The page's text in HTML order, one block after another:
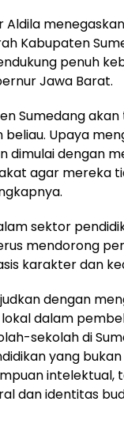
Aldila
Kabupaten
penuh
Jawa Barat.
Sumedang
Upaya
dimulai dengan
agar mereka
sektor
mendorong
karakter dan
dengan
dalam
sekolah di
yang
intelektual,
dan identitas